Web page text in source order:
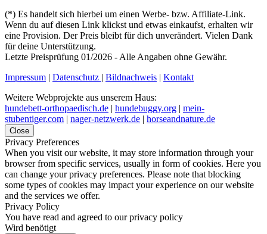
(*) Es handelt sich hierbei um einen Werbe- bzw. Affiliate-Link.
Wenn du auf diesen Link klickst und etwas einkaufst, erhalten wir
eine Provision. Der Preis bleibt für dich unverändert. Vielen Dank
für deine Unterstützung.
Letzte Preisprüfung 01/2026 - Alle Angaben ohne Gewähr.
Impressum | Datenschutz | Bildnachweis | Kontakt
Weitere Webprojekte aus unserem Haus:
hundebett-orthopaedisch.de | hundebuggy.org | mein-
stubentiger.com | nager-netzwerk.de | horseandnature.de
Close
Privacy Preferences
When you visit our website, it may store information through your
browser from specific services, usually in form of cookies. Here you
can change your privacy preferences. Please note that blocking
some types of cookies may impact your experience on our website
and the services we offer.
Privacy Policy
You have read and agreed to our privacy policy
Wird benötigt